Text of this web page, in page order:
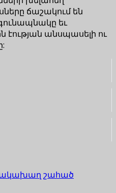
ճաշակում են
եւ
էության անսպասելի ու
շահած